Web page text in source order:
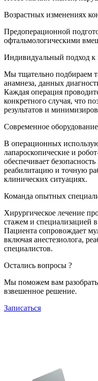
Возрастных изменениях
Предоперационной
офтальмологическими
Индивидуальный подход к
Мы тщательно подбираем
анамнеза, данных
Каждая операция
конкретного случая, что
результатов и
Современное
В операционных
лапароскопические и
обеспечивает
реабилитацию и точную
клинических ситуациях.
Команда опытных
Хирургическое лечение
стажем и специализацией
Пациента сопровождает
включая анестезиолога,
специалистов.
Остались вопросы ?
Мы поможем вам
взвешенное решение.
Записаться